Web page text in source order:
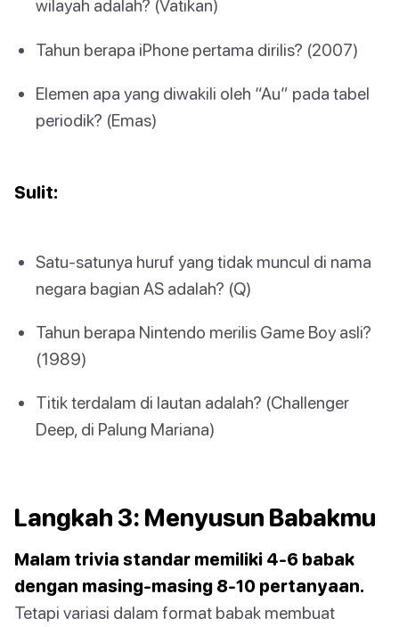
wilayah adalah? (Vatikan)
Tahun berapa iPhone pertama dirilis? (2007)
Elemen apa yang diwakili oleh “Au” pada tabel
periodik? (Emas)
Sulit:
Satu-satunya huruf yang tidak muncul di nama
negara bagian AS adalah? (Q)
Tahun berapa Nintendo merilis Game Boy asli?
(1989)
Titik terdalam di lautan adalah? (Challenger
Deep, di Palung Mariana)
Langkah 3: Menyusun Babakmu
Malam trivia standar memiliki 4-6 babak
dengan masing-masing 8-10 pertanyaan.
Tetapi variasi dalam format babak membuat